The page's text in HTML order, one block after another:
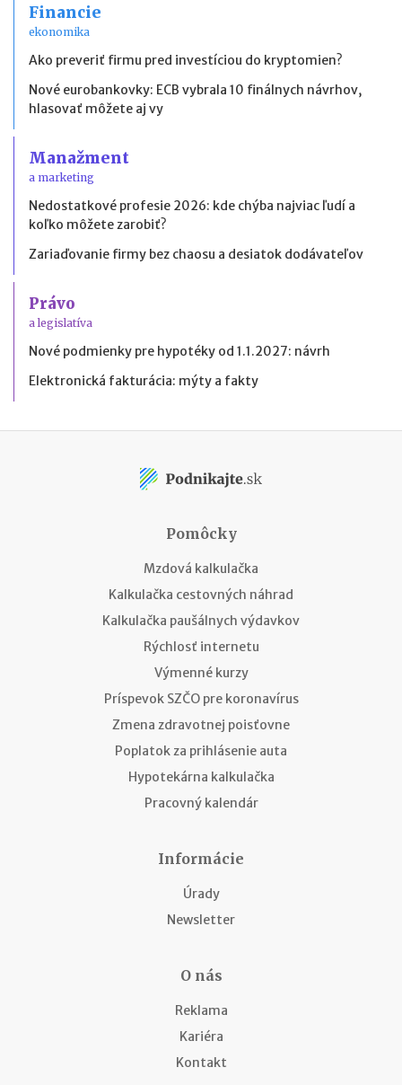
Financie
ekonomika
Ako preveriť firmu pred investíciou do kryptomien?
Nové eurobankovky: ECB vybrala 10 finálnych návrhov,
hlasovať môžete aj vy
Manažment
a marketing
Nedostatkové profesie 2026: kde chýba najviac ľudí a
koľko môžete zarobiť?
Zariaďovanie firmy bez chaosu a desiatok dodávateľov
Právo
a legislatíva
Nové podmienky pre hypotéky od 1.1.2027: návrh
Elektronická fakturácia: mýty a fakty
Pomôcky
Mzdová kalkulačka
Kalkulačka cestovných náhrad
Kalkulačka paušálnych výdavkov
Rýchlosť internetu
Výmenné kurzy
Príspevok SZČO pre koronavírus
Zmena zdravotnej poisťovne
Poplatok za prihlásenie auta
Hypotekárna kalkulačka
Pracovný kalendár
Informácie
Úrady
Newsletter
O nás
Reklama
Kariéra
Kontakt